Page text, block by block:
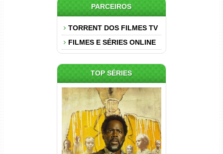
PARCEIROS
TORRENT DOS FILMES TV
FILMES E SÉRIES ONLINE
TOP SÉRIES